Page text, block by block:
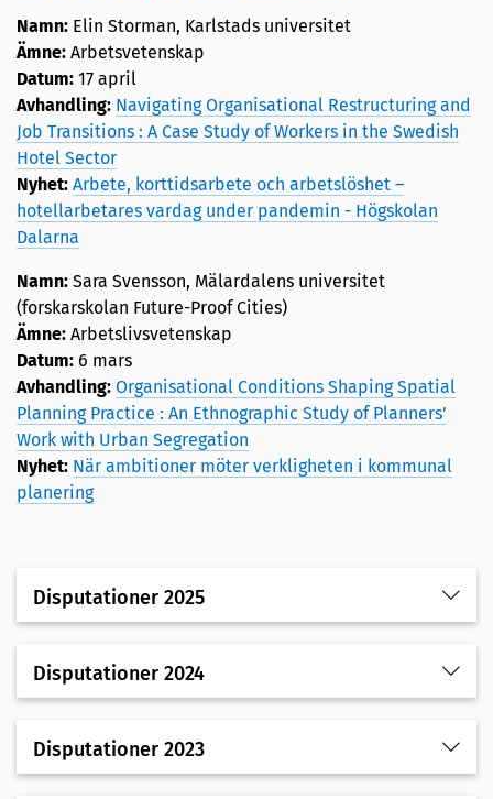
Namn: Elin Storman, Karlstads universitet
Ämne: Arbetsvetenskap
Datum: 17 april
Avhandling: Navigating Organisational Restructuring and
Job Transitions : A Case Study of Workers in the Swedish
Hotel Sector
Nyhet: Arbete, korttidsarbete och arbetslöshet –
hotellarbetares vardag under pandemin - Högskolan
Dalarna
Namn: Sara Svensson, Mälardalens universitet
(forskarskolan Future-Proof Cities)
Ämne: Arbetslivsvetenskap
Datum: 6 mars
Avhandling: Organisational Conditions Shaping Spatial
Planning Practice : An Ethnographic Study of Planners’
Work with Urban Segregation
Nyhet: När ambitioner möter verkligheten i kommunal
planering
Disputationer 2025
Disputationer 2024
Disputationer 2023